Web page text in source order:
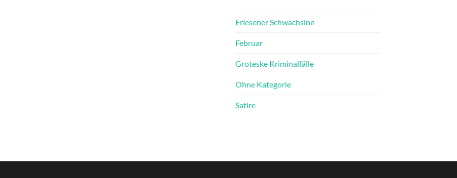
Erlesener Schwachsinn
Februar
Groteske Kriminalfälle
Ohne Kategorie
Satire